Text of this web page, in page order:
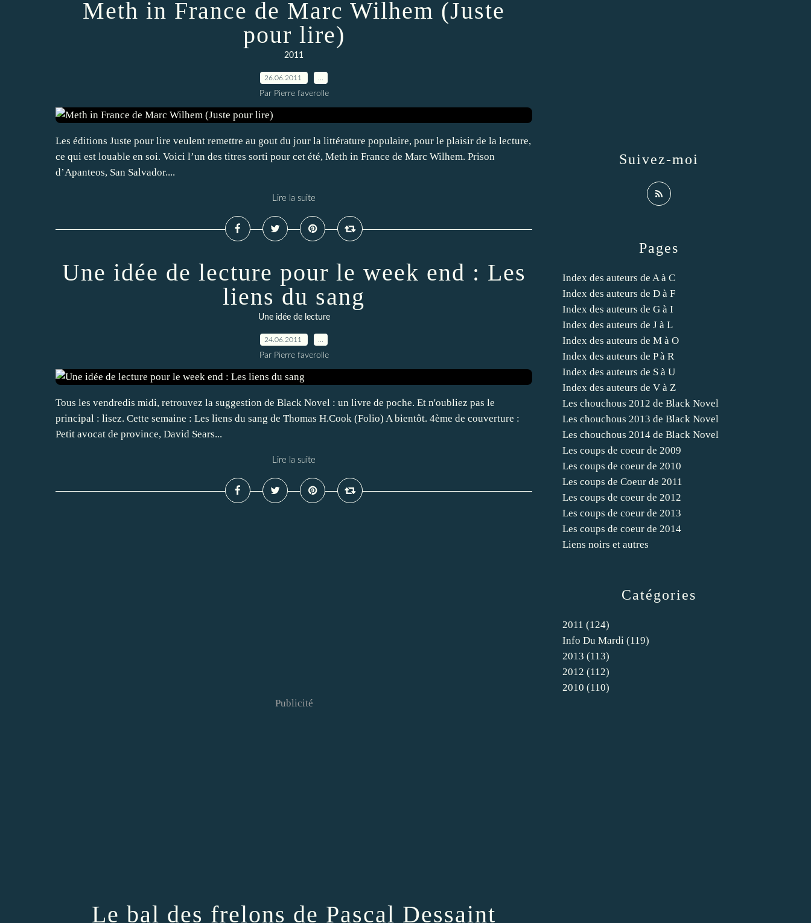
Meth in France de Marc Wilhem (Juste
pour lire)
2011
26.06.2011
Par Pierre faverolle
Les éditions Juste pour lire veulent remettre au gout du jour la littérature populaire, pour le plaisir de la lecture,
ce qui est louable en soi. Voici l’un des titres sorti pour cet été, Meth in France de Marc Wilhem. Prison
d’Apanteos, San Salvador....
Lire la suite
Une idée de lecture pour le week end : Les
liens du sang
Une idée de lecture
24.06.2011
Par Pierre faverolle
Tous les vendredis midi, retrouvez la suggestion de Black Novel : un livre de poche. Et n'oubliez pas le
principal : lisez. Cette semaine : Les liens du sang de Thomas H.Cook (Folio) A bientôt. 4ème de couverture :
Petit avocat de province, David Sears...
Lire la suite
Publicité
Le bal des frelons de Pascal Dessaint
Catégories
2011 (124)
Info Du Mardi (119)
2013 (113)
2012 (112)
2010 (110)
Pages
Index des auteurs de A à C
Index des auteurs de D à F
Index des auteurs de G à I
Index des auteurs de J à L
Index des auteurs de M à O
Index des auteurs de P à R
Index des auteurs de S à U
Index des auteurs de V à Z
Les chouchous 2012 de Black Novel
Les chouchous 2013 de Black Novel
Les chouchous 2014 de Black Novel
Les coups de coeur de 2009
Les coups de coeur de 2010
Les coups de Coeur de 2011
Les coups de coeur de 2012
Les coups de coeur de 2013
Les coups de coeur de 2014
Liens noirs et autres
Suivez-moi